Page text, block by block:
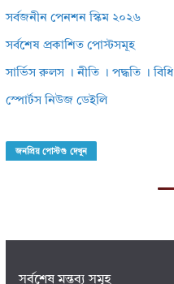
সর্বজনীন পেনশন স্কিম ২০২৬
সর্বশেষ প্রকাশিত পোস্টসমূহ
সার্ভিস রুলস । নীতি । পদ্ধতি । বিধি
স্পোর্টস নিউজ ডেইলি
জনপ্রিয় পোস্টগু দেখুন
সর্বশেষ মন্তব্য সমূহ